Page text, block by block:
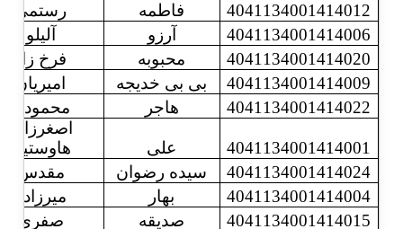
4041134001414012
فاطمه
رستمی
4041134001414006
آرزو
آلیلو
4041134001414020
محبوبه
فرخ زاد
4041134001414009
بی بی خدیجه
امیریان
4041134001414022
هاجر محمودی
4041134001414001 علی
اصغرزاده
هاوستین
4041134001414024
سیده رضوان
مقدس
4041134001414004
بهار
میرزاده
4041134001414015
صدیقه
صفری